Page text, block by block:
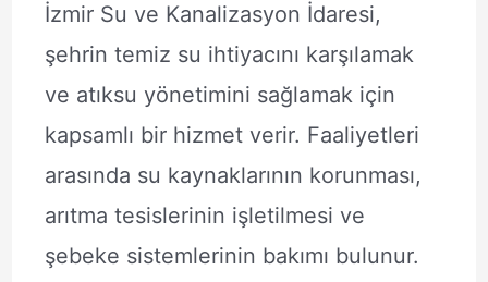
İzmir Su ve Kanalizasyon İdaresi,
şehrin temiz su ihtiyacını karşılamak
ve atıksu yönetimini sağlamak için
kapsamlı bir hizmet verir. Faaliyetleri
arasında su kaynaklarının korunması,
arıtma tesislerinin işletilmesi ve
şebeke sistemlerinin bakımı bulunur.